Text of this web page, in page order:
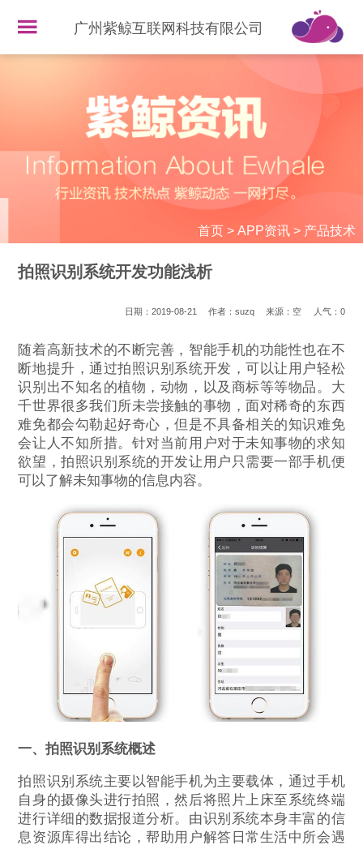
广州紫鲸互联网科技有限公司
首页> APP资讯> 产品技术
拍照识别系统开发功能浅析
日期：2019-08-21 作者：suzq 来源：空 人气： 0
随着高新技术的不断完善，智能手机的功能性也在不
断地提升，通过拍照识别系统开发，可以让用户轻松
识别出不知名的植物，动物，以及商标等等物品。大
千世界很多我们所未尝接触的事物，面对稀奇的东西
难免都会勾勒起好奇心，但是不具备相关的知识难免
会让人不知所措。针对当前用户对于未知事物的求知
欲望，拍照识别系统的开发让用户只需要一部手机便
可以了解未知事物的信息内容。
一、拍照识别系统概述
拍照识别系统主要以智能手机为主要载体，通过手机
自身的摄像头进行拍照，然后将照片上床至系统终端
进行详细的数据报道分析。由识别系统本身丰富的信
息资源库得出结论，帮助用户解答日常生活中所会遇